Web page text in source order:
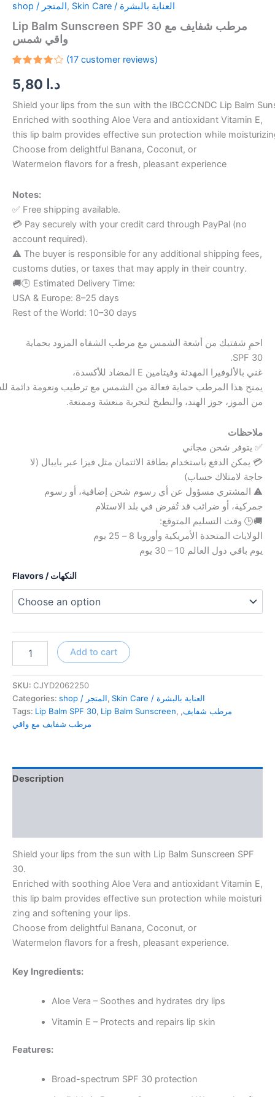
shop / المتجر, Skin Care / العناية بالبشرة
Lip Balm Sunscreen SPF 30 مرطب شفايف مع
واقي شمس
4.19out
of 5
on
customer
ratings
(17customer reviews)
د.ا
Shield your lips from the sun with the IBCCCNDC Lip Balm
Enriched with soothing Aloe Vera and antioxidant Vitamin E,
this lip balm provides effective sun protection while
Choose from delightful Banana, Coconut, or
Watermelon flavors for a fresh, pleasant experience
Notes:
✅ Free shipping available.
💳 Pay securely with your credit card through PayPal (no
account required).
⚠️ The buyer is responsible for any additional shipping fees,
customs duties, or taxes that may apply in their country.
🚚🕒 Estimated Delivery Time:
USA & Europe: 8–25 days
Rest of the World: 10–30 days
احمِ شفتيك من أشعة الشمس مع مرطب الشفاه المزود بحماية
SPF 30.
غني بالألوفيرا المهدئة وفيتامين E المضاد للأكسدة،
يمنح هذا المرطب حماية فعالة من الشمس مع ترطيب ونعومة دائمة
من الموز، جوز الهند، والبطيخ لتجربة منعشة وممتعة.
ملاحظات
✅ يتوفر شحن مجاني
💳 يمكن الدفع باستخدام بطاقة الائتمان مثل فيزا عبر بايبال (لا
حاجة لامتلاك حساب)
⚠️ المشتري مسؤول عن أي رسوم شحن إضافية، أو رسوم
جمركية، أو ضرائب قد تُفرض في بلد الاستلام
🚚🕒 وقت التسليم المتوقع:
الولايات المتحدة الأمريكية وأوروبا 8 – 25 يوم
يوم باقي دول العالم 10 – 30 يوم
Flavors / النكهات
Balm
SPF
30
مرطب
شفايف
مع
quantity
Add to cart
SKU: CJYD2062250
Categories:
shop / المتجر,
Skin Care / العناية بالبشرة
Tags: Lip Balm SPF 30, Lip Balm Sunscreen, مرطب شفايف,
مرطب شفايف مع واقي
Description
Shield your lips from the sun with Lip Balm Sunscreen SPF
30.
Enriched with soothing Aloe Vera and antioxidant Vitamin E,
this lip balm provides effective sun protection while moisturi
zing and softening your lips.
Choose from delightful Banana, Coconut, or
Watermelon flavors for a fresh, pleasant experience.
Key Ingredients:
Aloe Vera – Soothes and hydrates dry lips
Vitamin E – Protects and repairs lip skin
Features:
Broad-spectrum SPF 30 protection